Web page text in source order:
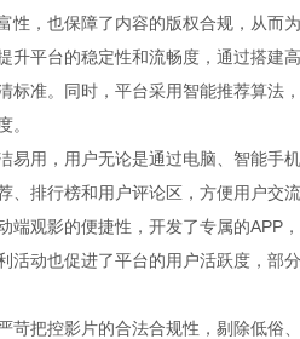
性，也保障了内容的版权合规，从而
升平台的稳定性和流畅度，通过搭建
标准。同时，平台采用智能推荐算法
。
易用，用户无论是通过电脑、智能手
、排行榜和用户评论区，方便用户交
端观影的便捷性，开发了专属的APP
活动也促进了平台的用户活跃度，部
苛把控影片的合法合规性，剔除低俗